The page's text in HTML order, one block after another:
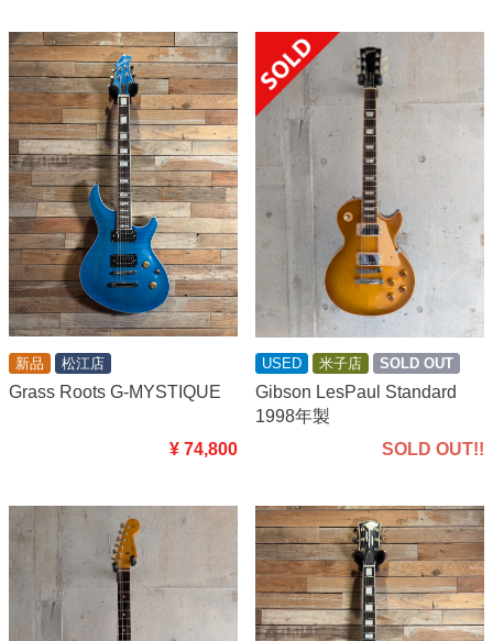
新品 松江店
Grass Roots G-MYSTIQUE
¥ 74,800
USED 米子店 SOLD OUT
Gibson LesPaul Standard
1998年製
SOLD OUT!!